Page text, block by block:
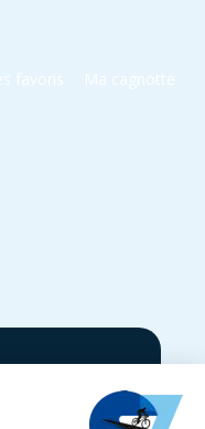
favoris
Ma cagnotte